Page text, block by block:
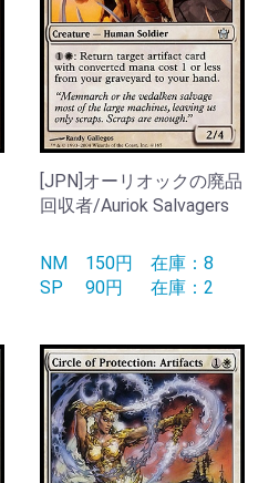
[JPN]オーリオックの廃品
回収者/Auriok Salvagers
NM 150円 在庫：8
SP
90円 在庫：2